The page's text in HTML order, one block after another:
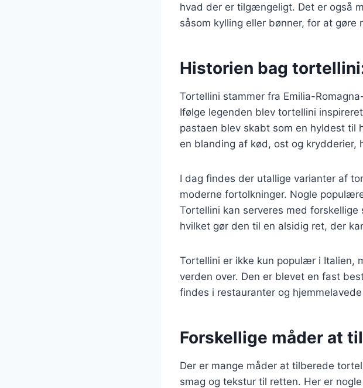
hvad der er tilgængeligt. Det er også
såsom kylling eller bønner, for at gøre
Historien bag
Tortellini stammer fra Emilia-
Ifølge legenden blev tortellini
pastaen blev skabt som en hyldest til
en blanding af kød, ost og krydderier,
I dag findes der utallige varianter af
moderne fortolkninger. Nogle
Tortellini kan serveres med
hvilket gør den til en alsidig ret, der
Tortellini er ikke kun populær i Italien,
verden over. Den er blevet en fast
findes i restauranter og
Forskellige måder at
Der er mange måder at tilberede
smag og tekstur til retten. Her er